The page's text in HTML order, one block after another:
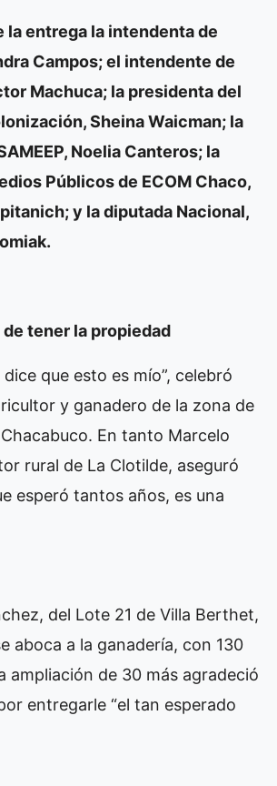
la entrega la intendenta de
Campos; el intendente de
Machuca; la presidenta del
Sheina Waicman; la
Noelia Canteros; la
Públicos de ECOM Chaco,
y la diputada Nacional,
tener la propiedad
que esto es mío”, celebró
y ganadero de la zona de
En tanto Marcelo
rural de La Clotilde, aseguró
esperó tantos años, es una
del Lote 21 de Villa Berthet,
aboca a la ganadería, con 130
ampliación de 30 más agradeció
entregarle “el tan esperado